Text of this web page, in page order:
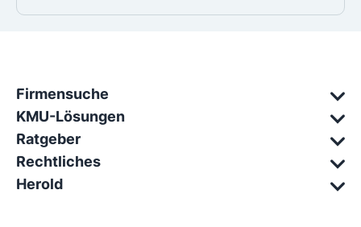
Firmensuche
KMU-Lösungen
Ratgeber
Rechtliches
Herold